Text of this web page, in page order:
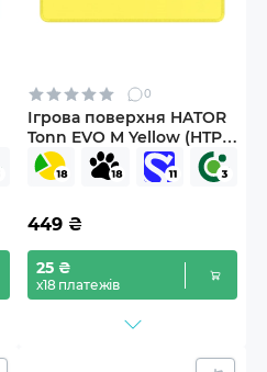
0
Ігрова поверхня HATOR
Tonn EVO M Yellow (HTP-
024)
449 ₴
25 ₴
х18 платежів